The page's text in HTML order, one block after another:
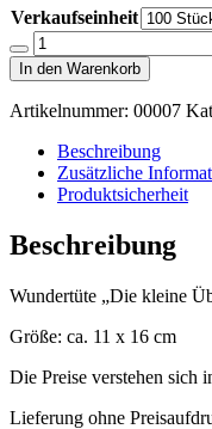
Verkaufseinheit
Menge
verringern
Wundertüte
"Die
kleine
Überraschung"
In den Warenkorb
Artikelnummer: 00007
Beschreibung
Zusätzliche
Produktsicherheit
Beschreibung
Wundertüte „Die kleine
Größe: ca. 11 x 16 cm
Die Preise verstehen sich
Lieferung ohne